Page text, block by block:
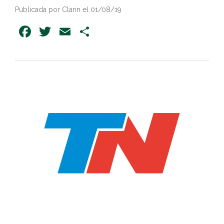
Publicada por Clarin el 01/08/19
Facebook
Twitter
Email